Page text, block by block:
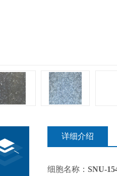
详细介绍
细胞名称： SNU-